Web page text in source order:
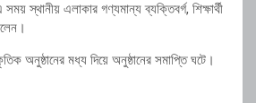
স্থানীয় এলাকার গণ্যমান্য ব্যক্তিবর্গ, শিক্ষার্থী
অনুষ্ঠানের মধ্য দিয়ে অনুষ্ঠানের সমাপ্তি ঘটে।